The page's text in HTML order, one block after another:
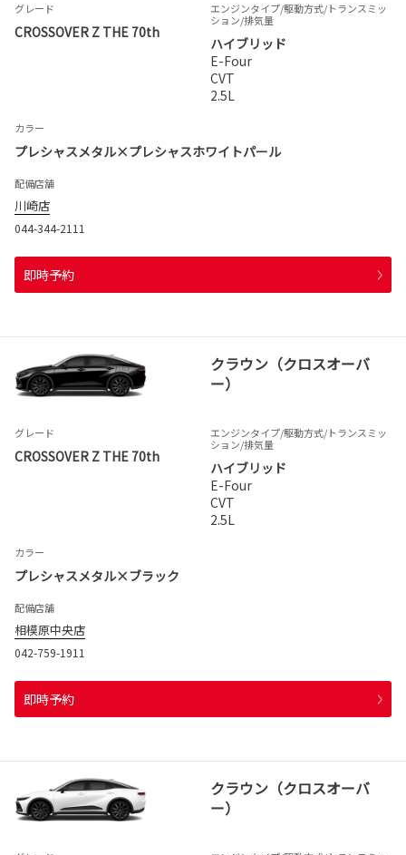
グレード
CROSSOVER Z THE 70th
エンジンタイプ/駆動方式/トランスミッ
ション/排気量
ハイブリッド
E-Four
CVT
2.5L
カラー
プレシャスメタル×プレシャスホワイトパール
配備店舗
川崎店
044-344-2111
即時予約
クラウン（クロスオーバ
ー）
グレード
CROSSOVER Z THE 70th
エンジンタイプ/駆動方式/トランスミッ
ション/排気量
ハイブリッド
E-Four
CVT
2.5L
カラー
プレシャスメタル×ブラック
配備店舗
相模原中央店
042-759-1911
即時予約
クラウン（クロスオーバ
ー）